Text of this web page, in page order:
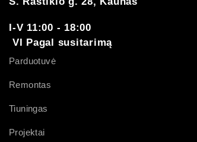
I-V 11:00 - 18:00
VI Pagal susitarimą
Parduotuvė
Remontas
Tiuningas
Projektai